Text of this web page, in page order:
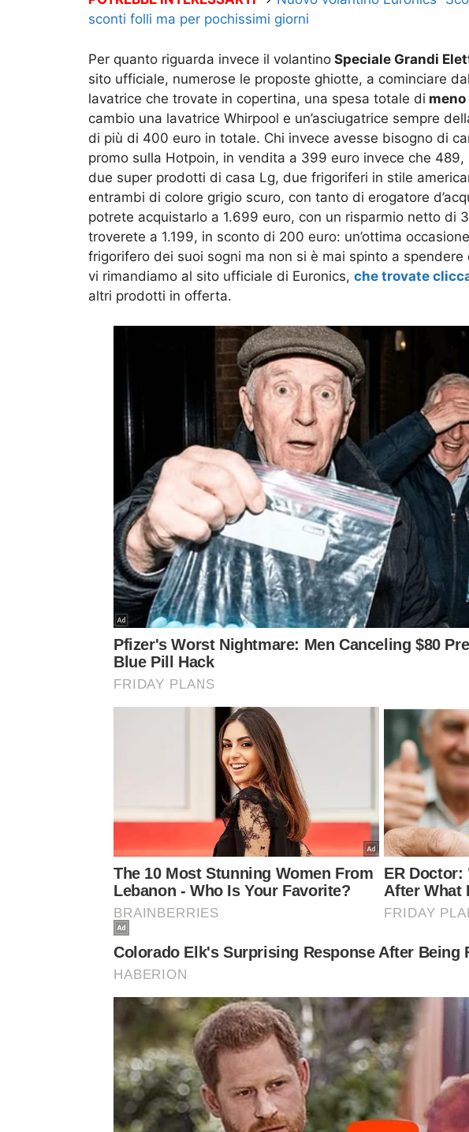
sconti folli ma per pochissimi giorni
Per quanto riguarda invece il volantino Speciale Grandi
sito ufficiale, numerose le proposte ghiotte, a cominciare
lavatrice che trovate in copertina, una spesa totale di
cambio una lavatrice Whirpool e un’asciugatrice sempre
di più di 400 euro in totale. Chi invece avesse bisogno di
promo sulla Hotpoin, in vendita a 399 euro invece che
due super prodotti di casa Lg, due frigoriferi in stile
entrambi di colore grigio scuro, con tanto di erogatore
potrete acquistarlo a 1.699 euro, con un risparmio netto di
troverete a 1.199, in sconto di 200 euro: un’ottima
frigorifero dei suoi sogni ma non si è mai spinto a
vi rimandiamo al sito ufficiale di Euronics, che trovate
altri prodotti in offerta.